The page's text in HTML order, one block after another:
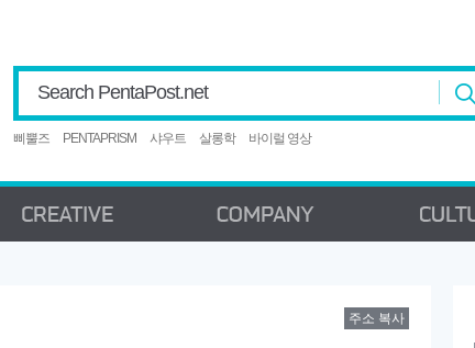
Search PentaPost.net
삐뿔즈 PENTAPRISM 샤우트 살롱학 바이럴 영상
주소 복사